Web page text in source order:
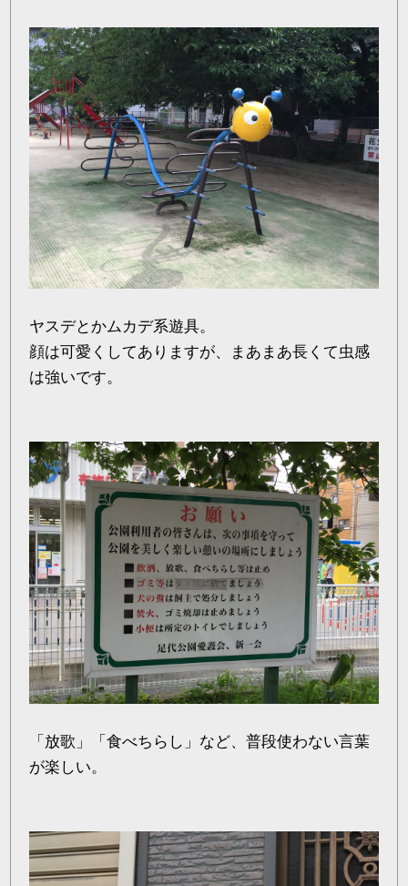
ヤスデとかムカデ系遊具。
顔は可愛くしてありますが、まあまあ長くて虫感
は強いです。
「放歌」「食べちらし」など、普段使わない言葉
が楽しい。